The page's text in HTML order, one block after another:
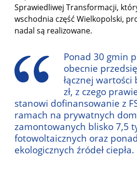
Sprawiedliwej Transformacji,
wschodnia część Wielkopolski,
nadal są realizowane.
Ponad 30 gmin
obecnie
łącznej
zł, z czego
stanowi dofinansowanie z
ramach na prywatnych
zamontowanych blisko 7,5
fotowoltaicznych oraz
ekologicznych źródeł ciepła.